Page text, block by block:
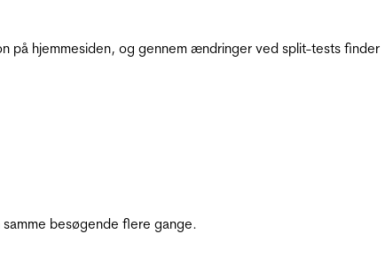
på hjemmesiden, og gennem ændringer ved split-tests finder
besøgende flere gange.